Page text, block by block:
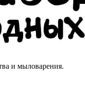
и мыловарения.